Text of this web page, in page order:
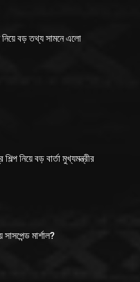
নিয়ে বড় তথ্য সামনে এলো
নিয়ে বড় বার্তা মুখ্যমন্ত্রীর
মার্শাল?